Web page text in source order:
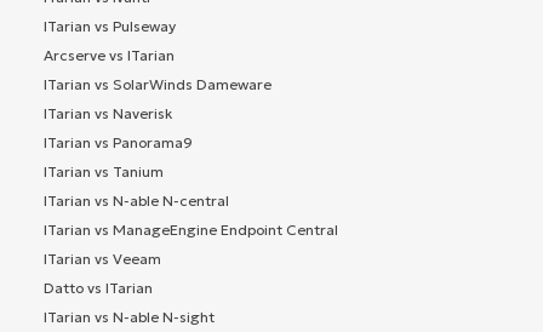
ITarian vs Pulseway
Arcserve vs ITarian
ITarian vs SolarWinds Dameware
ITarian vs Naverisk
ITarian vs Panorama9
ITarian vs Tanium
ITarian vs N-able N-central
ITarian vs ManageEngine Endpoint Central
ITarian vs Veeam
Datto vs ITarian
ITarian vs N-able N-sight